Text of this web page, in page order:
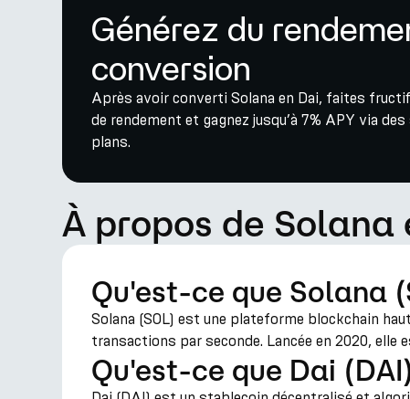
Générez du
conversion
Après avoir converti Solana en Dai, faites
de rendement et gagnez jusqu’à 7% APY via
plans.
À propos de Solana
Qu'est-ce que Solana
Solana (SOL) est une plateforme blockchain
transactions par seconde. Lancée en 2020,
Qu'est-ce que Dai